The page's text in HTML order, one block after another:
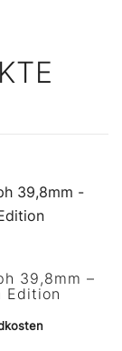
39,8mm –
Edition